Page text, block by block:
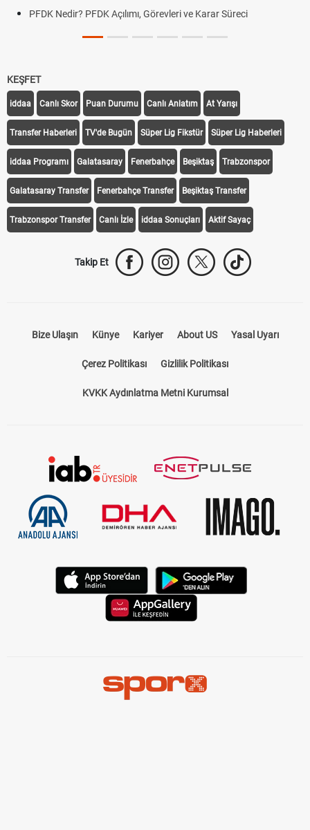
PFDK Nedir? PFDK Açılımı, Görevleri ve Karar Süreci
KEŞFET
iddaa Canlı Skor Puan Durumu Canlı Anlatım At Yarışı
Transfer Haberleri TV'de Bugün Süper Lig Fikstür Süper Lig Haberleri
iddaa Programı Galatasaray Fenerbahçe Beşiktaş Trabzonspor
Galatasaray Transfer Fenerbahçe Transfer Beşiktaş Transfer
Trabzonspor Transfer Canlı İzle iddaa Sonuçları Aktif Sayaç
Takip Et
Bize Ulaşın Künye Kariyer About US Yasal Uyarı
Çerez Politikası Gizlilik Politikası
KVKK Aydınlatma Metni Kurumsal